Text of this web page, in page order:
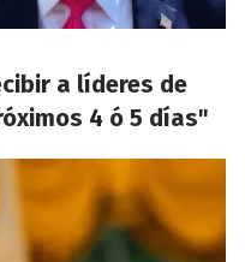
a líderes de
4 ó 5 días"